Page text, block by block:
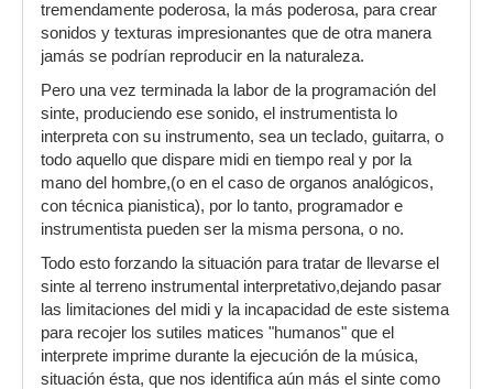
tremendamente poderosa, la más poderosa, para crear
sonidos y texturas impresionantes que de otra manera
jamás se podrían reproducir en la naturaleza.
Pero una vez terminada la labor de la programación del
sinte, produciendo ese sonido, el instrumentista lo
interpreta con su instrumento, sea un teclado, guitarra, o
todo aquello que dispare midi en tiempo real y por la
mano del hombre,(o en el caso de organos analógicos,
con técnica pianistica), por lo tanto, programador e
instrumentista pueden ser la misma persona, o no.
Todo esto forzando la situación para tratar de llevarse el
sinte al terreno instrumental interpretativo,dejando pasar
las limitaciones del midi y la incapacidad de este sistema
para recojer los sutiles matices "humanos" que el
interprete imprime durante la ejecución de la música,
situación ésta, que nos identifica aún más el sinte como